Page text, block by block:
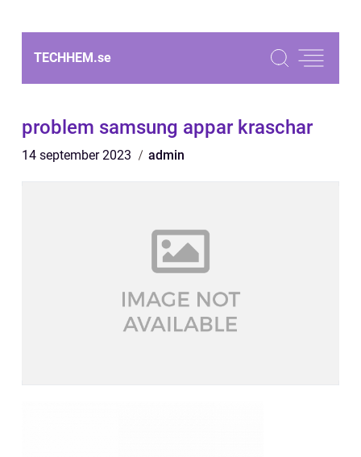
TECHHEM.se
problem samsung appar kraschar
14 september 2023 admin